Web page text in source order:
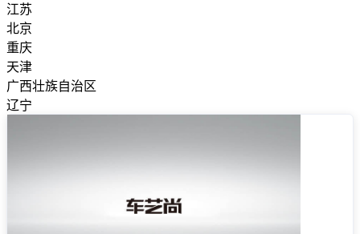
江苏
北京
重庆
天津
广西壮族自治区
辽宁